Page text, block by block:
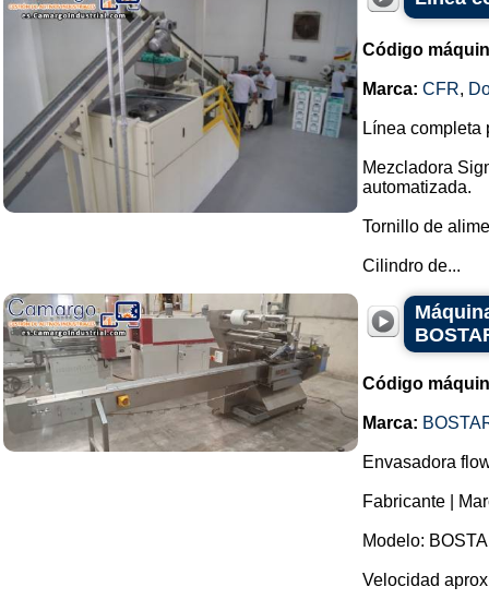
Código
Marca: CFR,
Línea completa
Mezcladora
automatizada.
Tornillo de
Cilindro de...
Código
Marca:
Envasadora
Fabricante |
Modelo:
Velocidad